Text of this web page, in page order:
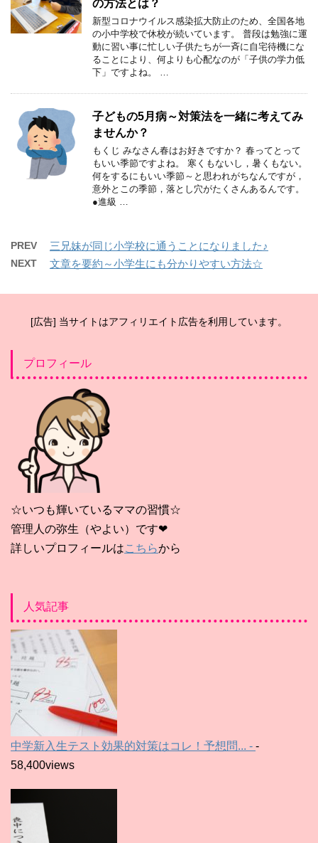
の方法とは？
新型コロナウイルス感染拡大防止のため、全国各地
の小中学校で休校が続いています。 普段は勉強に運
動に習い事に忙しい子供たちが一斉に自宅待機にな
ることにより、何よりも心配なのが「子供の学力低
下」ですよね。 …
子どもの5月病～対策法を一緒に考えてみ
ませんか？
もくじ みなさん春はお好きですか？ 春ってとって
もいい季節ですよね。 寒くもないし，暑くもない。
何をするにもいい季節～と思われがちなんですが，
意外とこの季節，落とし穴がたくさんあるんです。
●進級 …
PREV 三兄妹が同じ小学校に通うことになりました♪
NEXT 文章を要約～小学生にも分かりやすい方法☆
[広告] 当サイトはアフィリエイト広告を利用しています。
プロフィール
☆いつも輝いているママの習慣☆
管理人の弥生（やよい）です❤
詳しいプロフィールはこちらから
人気記事
中学新入生テスト効果的対策はコレ！予想問... - -
58,400views